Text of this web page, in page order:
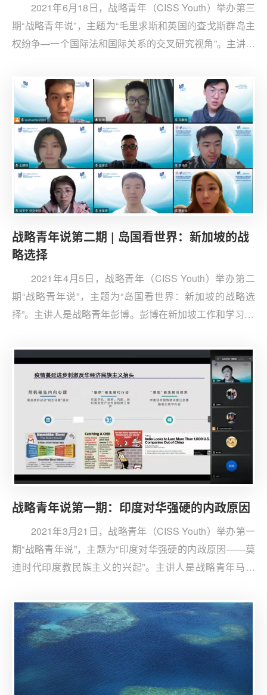
2021年6月18日，战略青年（CISS Youth）举办第三
期“战略青年说”，主题为“毛里求斯和英国的查戈斯群岛主
权纷争—一个国际法和国际关系的交叉研究视角”。主讲人
系学院博士后、青蓝学者徐奇。徐奇曾在Chinese Journal
of International Law（SSCI）、Ocean Development &
International Law（SSCI）、《亚太安全与海洋研究》
（CSSCI）等刊物上发表中英文论文共10余篇。
战略青年说第二期 | 岛国看世界：新加坡的战
略选择
2021年4月5日，战略青年（CISS Youth）举办第二
期“战略青年说”，主题为“岛国看世界：新加坡的战略选
择”。主讲人是战略青年彭博。彭博在新加坡工作和学习13
学。彭博曾在新加坡的半官方机构从事经济交流和招商引
资工作，对新加坡的内政和外交有着近距离的观察和深刻
战略青年说第一期：印度对华强硬的内政原因
2021年3月21日，战略青年（CISS Youth）举办第一
期“战略青年说”，主题为“印度对华强硬的内政原因——莫
迪时代印度教民族主义的兴起”。主讲人是战略青年马鹏
印度内政外交有长期观察。